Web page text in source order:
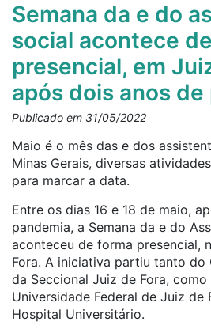
Semana da e do
social acontece
presencial, em
após dois anos
Publicado em 31/05/2022
Maio é o mês das e dos
Minas Gerais, diversas
para marcar a data.
Entre os dias 16 e 18 de maio,
pandemia, a Semana da e do
aconteceu de forma presencial,
Fora. A iniciativa partiu tanto do
da Seccional Juiz de Fora, como
Universidade Federal de Juiz de
Hospital Universitário.